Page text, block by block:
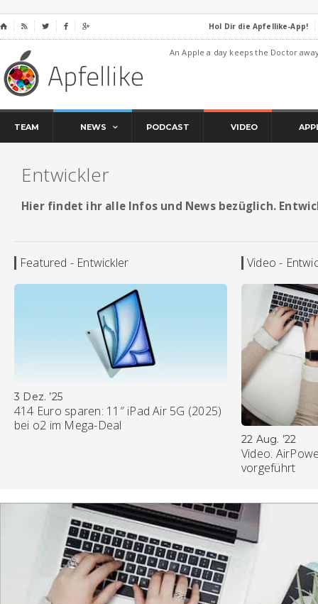
⌂     Hol Dir die Apfellike-App!
An Apple a day keeps the Doctor
TEAM NEWS PODCAST VIDEO
Entwickler
Hier findet ihr alle Infos und News bezüglich.
Featured - Entwickler
3 Dez. ’25
414 Euro sparen: 11″ iPad Air 5G (2025)
bei o2 im Mega-Deal
Video -
22 Aug. ’22
Video.
vorgeführt